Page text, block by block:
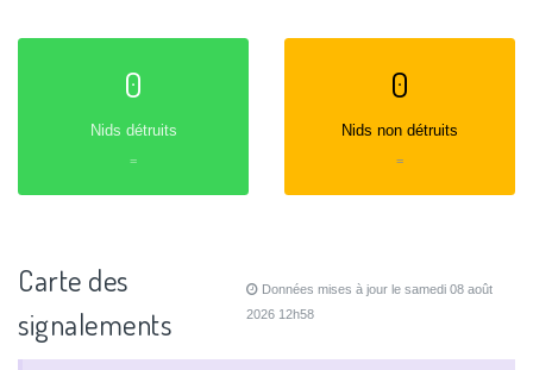
0
Nids détruits
=
0
Nids non détruits
=
Carte des
signalements
Données mises à jour le samedi 08 août
2026 12h58